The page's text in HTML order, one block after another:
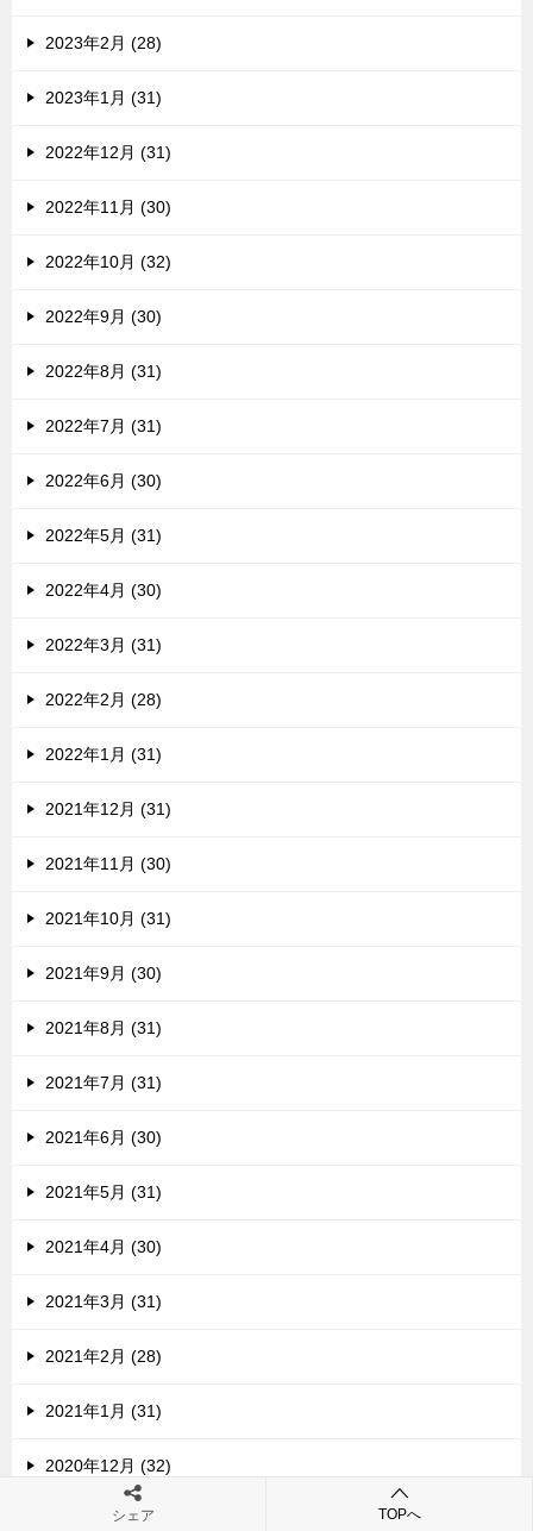
2023年2月 (28)
2023年1月 (31)
2022年12月 (31)
2022年11月 (30)
2022年10月 (32)
2022年9月 (30)
2022年8月 (31)
2022年7月 (31)
2022年6月 (30)
2022年5月 (31)
2022年4月 (30)
2022年3月 (31)
2022年2月 (28)
2022年1月 (31)
2021年12月 (31)
2021年11月 (30)
2021年10月 (31)
2021年9月 (30)
2021年8月 (31)
2021年7月 (31)
2021年6月 (30)
2021年5月 (31)
2021年4月 (30)
2021年3月 (31)
2021年2月 (28)
2021年1月 (31)
2020年12月 (32)
2020年11月 (30)
シェア TOPへ